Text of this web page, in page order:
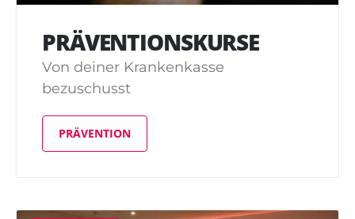
PRÄVENTIONSKURSE
Von deiner Krankenkasse
bezuschusst
PRÄVENTION